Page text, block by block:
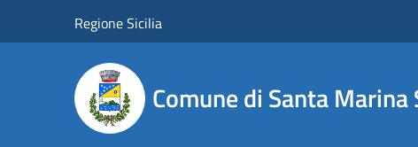
Regione Sicilia
Comune di Santa Marina